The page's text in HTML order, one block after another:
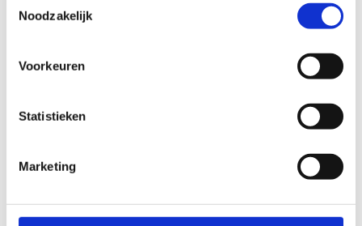
Noodzakelijk
Voorkeuren
Statistieken
Marketing